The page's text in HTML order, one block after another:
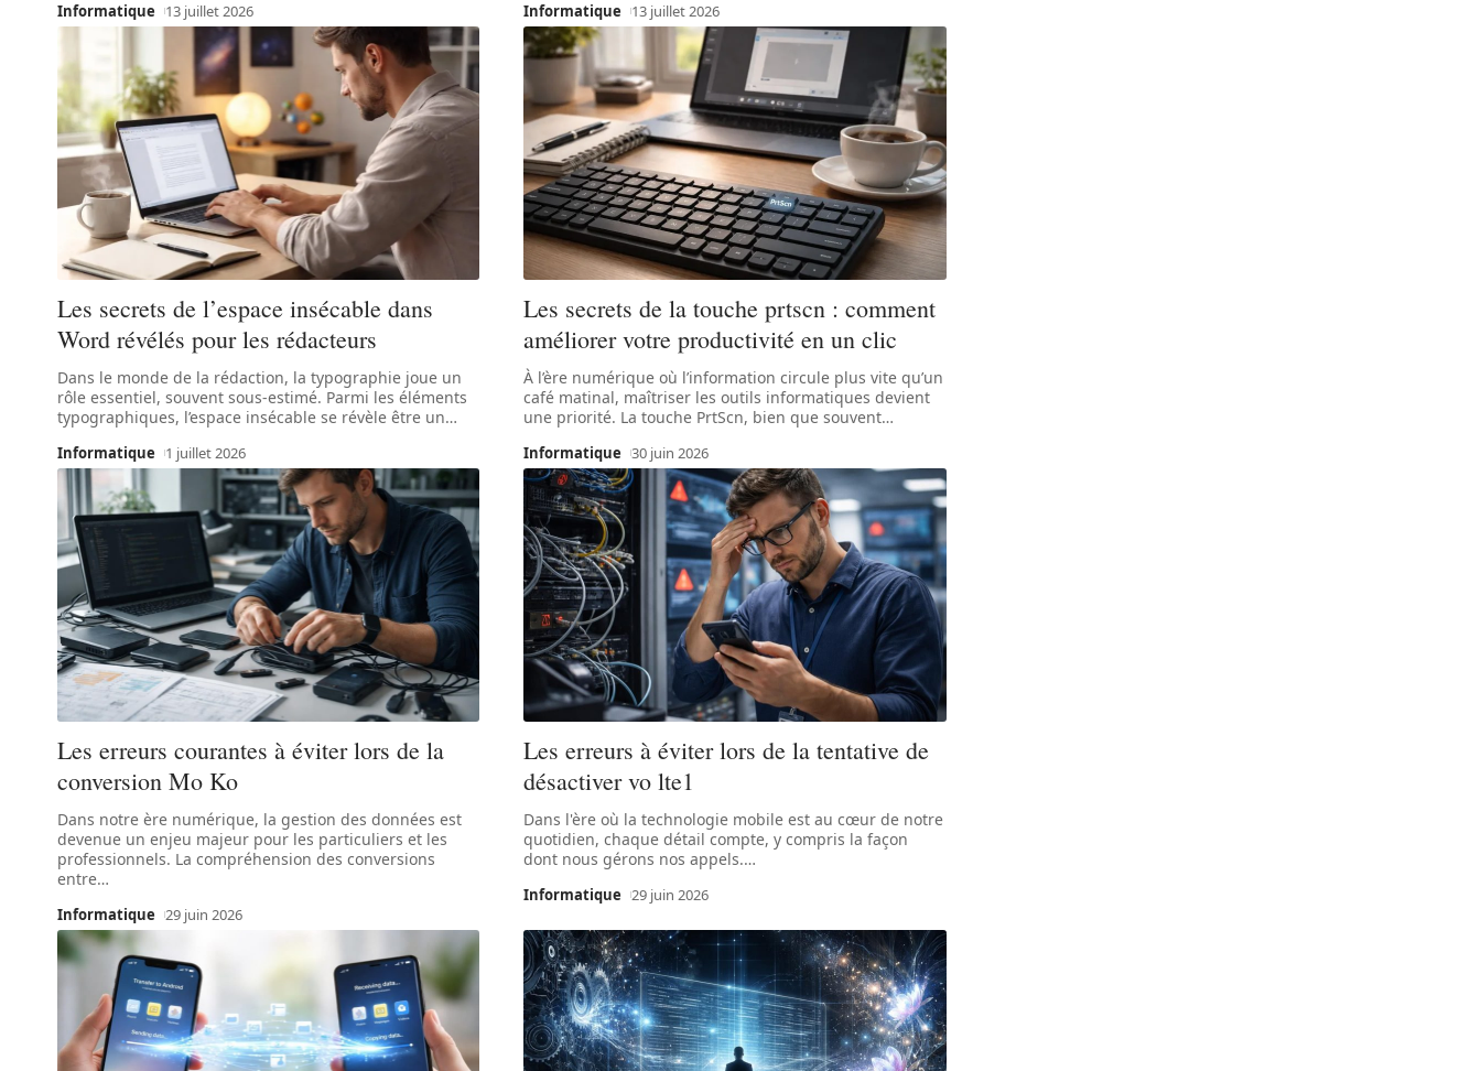
Informatique 13 juillet 2026 Informatique 13 juillet 2026
Les secrets de l’espace insécable dans
Word révélés pour les rédacteurs
Dans le monde de la rédaction, la typographie joue un
rôle essentiel, souvent sous-estimé. Parmi les éléments
typographiques, l’espace insécable se révèle être un…
Informatique 1 juillet 2026
Les secrets de la touche prtscn : comment
améliorer votre productivité en un clic
À l’ère numérique où l’information circule plus vite qu’un
café matinal, maîtriser les outils informatiques devient
une priorité. La touche PrtScn, bien que souvent…
Informatique 30 juin 2026
Les erreurs courantes à éviter lors de la
conversion Mo Ko
Dans notre ère numérique, la gestion des données est
devenue un enjeu majeur pour les particuliers et les
professionnels. La compréhension des conversions
entre…
Informatique 29 juin 2026
Les erreurs à éviter lors de la tentative de
désactiver vo lte1
Dans l'ère où la technologie mobile est au cœur de notre
quotidien, chaque détail compte, y compris la façon
dont nous gérons nos appels.…
Informatique 29 juin 2026